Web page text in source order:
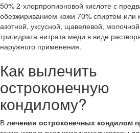
50% 2-хлорпропионовой кислоте с
обезжириванием кожи 70% спиртом или
азотной, уксусной, щавелевой, молочной
тригидрата нитрата меди в виде
наружного применения.
Как вылечить
остроконечную
кондилому?
В лечении остроконечных кондилом